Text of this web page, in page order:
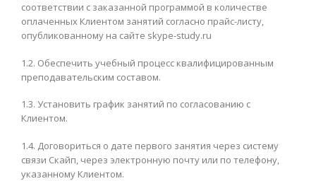
соответствии с заказанной программой в количестве
оплаченных Клиентом занятий согласно прайс-листу,
опубликованному на сайте skype-study.ru
1.2. Обеспечить учебный процесс квалифицированным
преподавательским составом.
1.3. Установить график занятий по согласованию с
Клиентом.
1.4. Договориться о дате первого занятия через систему
связи Скайп, через электронную почту или по телефону,
указанному Клиентом.